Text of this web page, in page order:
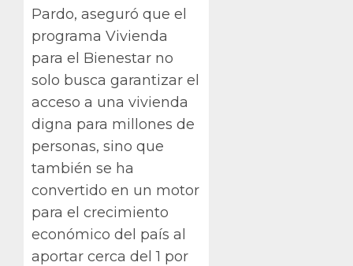
Pardo, aseguró que el
programa Vivienda
para el Bienestar no
solo busca garantizar el
acceso a una vivienda
digna para millones de
personas, sino que
también se ha
convertido en un motor
para el crecimiento
económico del país al
aportar cerca del 1 por